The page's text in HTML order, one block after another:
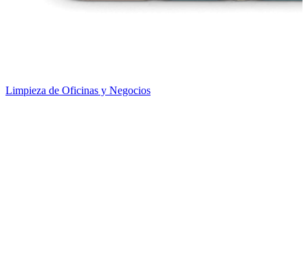
Limpieza de Oficinas y Negocios